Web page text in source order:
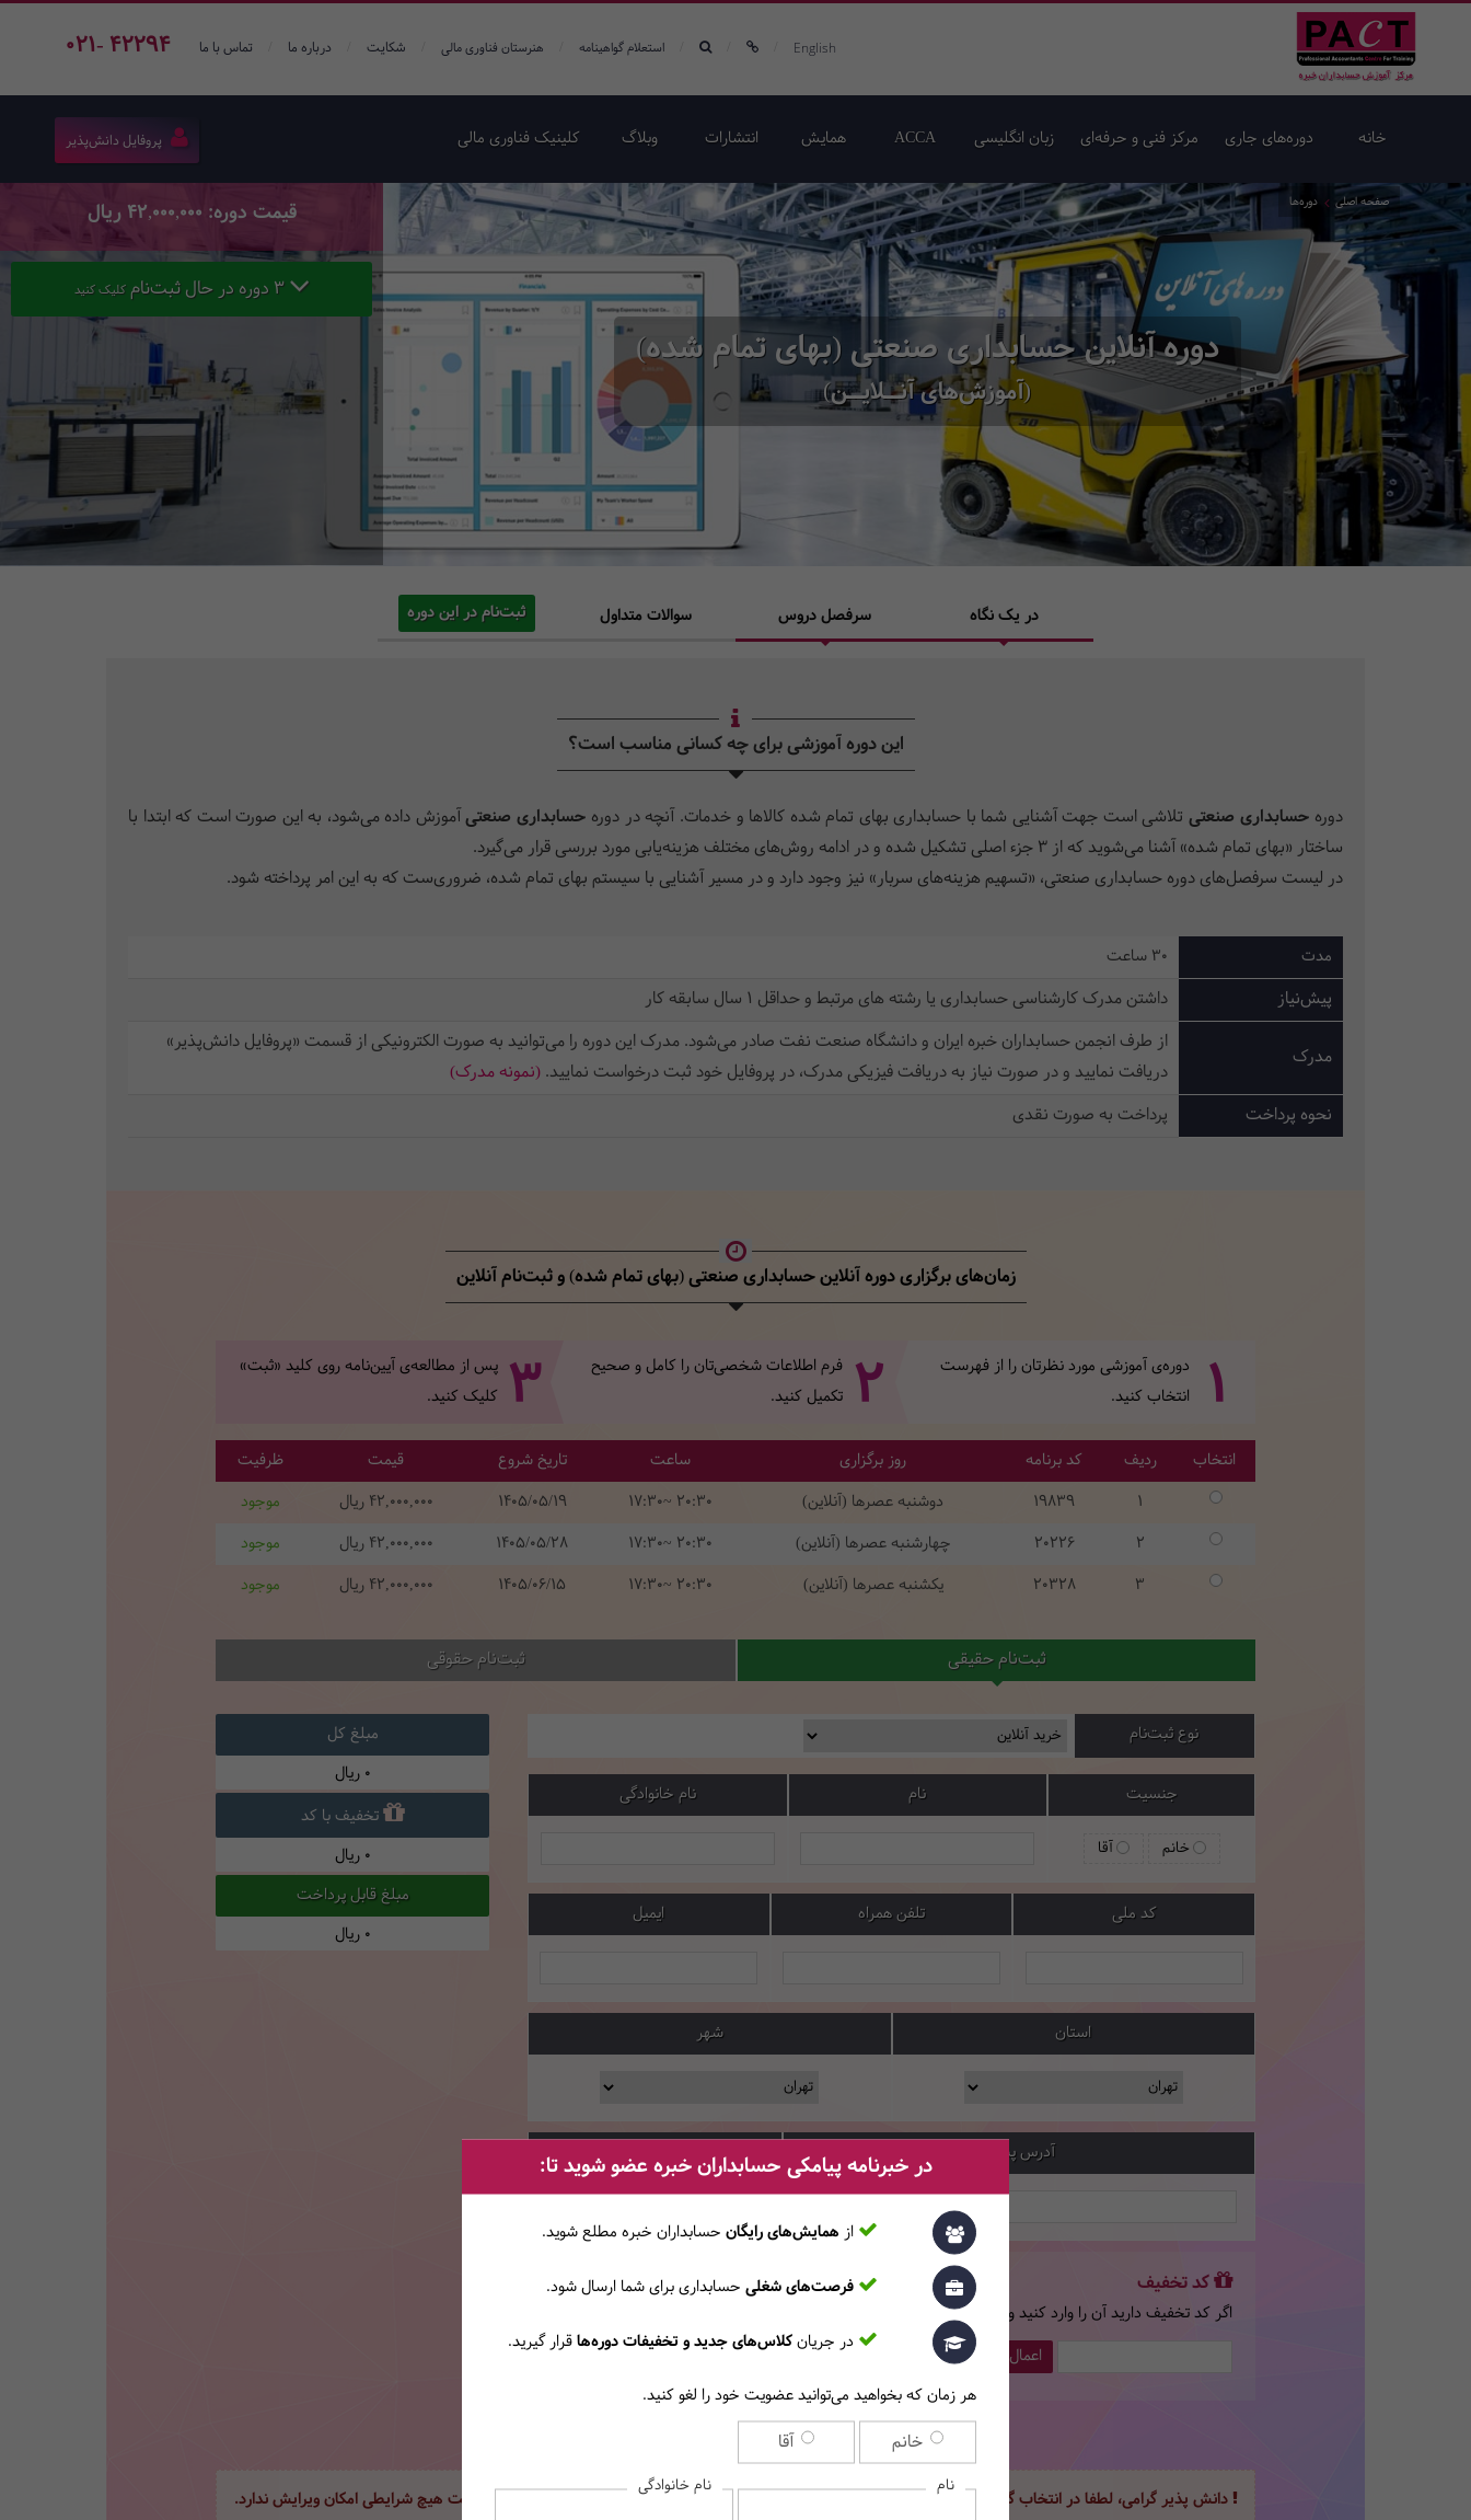
021- 42294 English استعلام گواهینامه هنرستان فناوری مالی شکایت درباره ما تماس با ما
خانه دوره‌های جاری مرکز فنی و حرفه‌ای زبان انگلیسی ACCA همایش‌ انتشارات وبلاگ کلینیک فناوری مالی پروفایل دانش‌پذیر
دوره آنلاین حسابداری صنعتی (بهای تمام شده)
(آموزش‌های آنــلایــن)
صفحه اصلی دوره‌ها قیمت دوره: 42,000,000 ریال
3 دوره در حال ثبت‌نام کلیک کنید
در یک نگاه سرفصل دروس سوالات متداول ثبت‌نام در این دوره
این دوره آموزشی برای چه کسانی مناسب است؟
دوره حسابداری صنعتی تلاشی است جهت آشنایی شما با حسابداری بهای تمام شده کالاها و خدمات. آنچه در دوره حسابداری صنعتیآموزش داده می‌شود، به این صورت است که ابتدا با
ساختار «بهای تمام شده» آشنا می‌شوید که از 3 جزء اصلی تشکیل شده و در ادامه روش‌های مختلف هزینه‌یابی مورد بررسی قرار می‌گیرد.
در لیست سرفصل‌های دوره حسابداری صنعتی، «تسهیم هزینه‌های سربار» نیز وجود دارد و در مسیر آشنایی با سیستم بهای تمام شده، ضروری‌ست که به این امر پرداخته شود.
مدت 30 ساعت
پیش‌نیاز داشتن مدرک کارشناسی حسابداری یا رشته های مرتبط و حداقل 1 سال سابقه کار
مدرک
از طرف انجمن حسابداران خبره ایران و دانشگاه صنعت نفت صادر می‌شود. مدرک این دوره را می‌توانید به صورت الکترونیکی از قسمت «پروفایل دانش‌پذیر»
دریافت نمایید و در صورت نیاز به دریافت فیزیکی مدرک، در پروفایل خود ثبت‌ درخواست نمایید. (نمونه مدرک)
نحوه پرداخت
پرداخت به صورت نقدی
زمان‌های برگزاری دوره آنلاین حسابداری صنعتی (بهای تمام شده)و ثبت‌نام آنلاین
1
دوره‌ی آموزشی مورد نظرتان را از فهرست
انتخاب کنید.
2 فرم اطلاعات شخصی‌تان‌ را کامل و صحیح
تکمیل کنید.
3 پس از مطالعه‌ی آیین‌نامه روی کلید «ثبت»
کلیک کنید.
انتخاب ردیف کد برنامه روز برگزاری ساعت تاریخ شروع قیمت
ظرفیت
1
19839 دوشنبه عصرها (آنلاین) 17:30~ 20:30
1405/05/19
42,000,000 ریال
موجود
2
20226 چهارشنبه عصرها (آنلاین) 17:30~ 20:30
1405/05/28
42,000,000 ریال
موجود
3
20328 یکشنبه عصرها (آنلاین) 17:30~ 20:30
1405/06/15
42,000,000 ریال موجود
ثبت‌نام حقیقی ثبت‌نام حقوقی
نوع ثبت‌نام
جنسیت
خانم آقا
نام نام خانوادگی
کد ملی تلفن همراه ایمیل
استان شهر
آدرس پستی
مبلغ کل
0 ریال
تخفیف با کد
0 ریال
مبلغ قابل پرداخت
0 ریال
کد تخفیف
اگر کد تخفیف دارید آن را وارد کنید و سپس دکمه «اعمال کد تخفیف» را بزنید.
اعمال کد تخفیف
آیین‌نامه‌ی آموزشی
دانش پذیر گرامی، لطفا در انتخاب گزینه «نحوه ثبت‌نام» و ثبت کلیه‌ی اطلاعات خود دقت نمایید، این فاکتور پس از صدور تحت هیچ شرایطی امکان ویرایش ندارد.
در خبرنامه پیامکی حسابداران خبره عضو شوید تا:
از همایش‌های رایگان حسابداران خبره مطلع ‎شوید.
فرصت‌های شغلی حسابداری برای شما ارسال شود.
در جریانکلاس‌های جدید و تخفیفات دوره‌هاقرار گیرید.
هر زمان که بخواهید می‌توانید عضویت خود را لغو کنید.
خانم آقا
نام نام خانوادگی